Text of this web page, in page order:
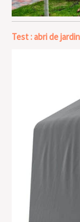
Test : abri de